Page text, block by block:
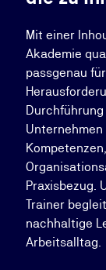
Mit einer
Akademie
passgenau
Praxisbezug.
Trainer
nachhaltige
Arbeitsalltag.